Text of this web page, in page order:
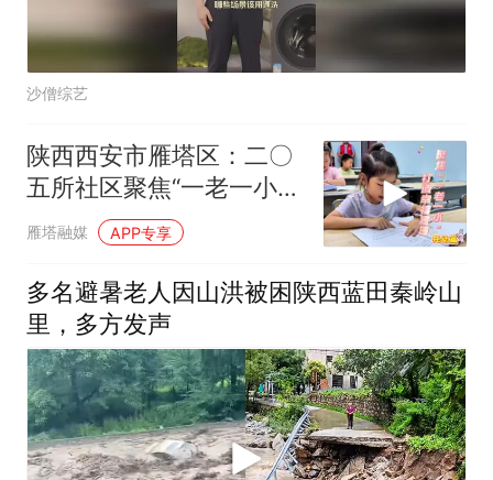
沙僧综艺
陕西西安市雁塔区：二〇
五所社区聚焦“一老一小”
打造幸福家园——托幼篇
雁塔融媒 APP专享
多名避暑老人因山洪被困陕西蓝田秦岭山
里，多方发声